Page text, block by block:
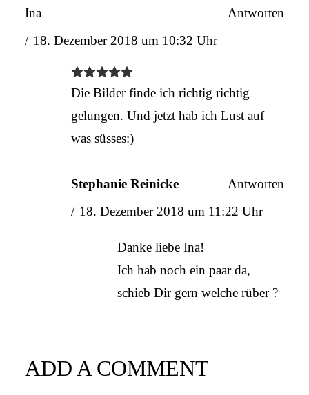
Ina
18. Dezember 2018 um 10:32 Uhr
Die Bilder finde ich richtig richtig
gelungen. Und jetzt hab ich Lust auf
was süsses:)
Antworten
Stephanie Reinicke
18. Dezember 2018 um 11:22 Uhr
Danke liebe Ina!
Ich hab noch ein paar da,
schieb Dir gern welche rüber ?
Antworten
ADD A COMMENT